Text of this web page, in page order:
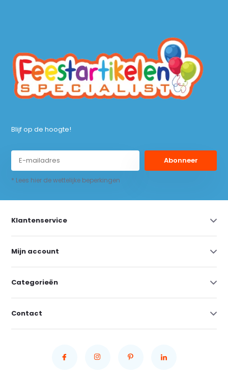
Blijf op de hoogte!
Abonneer
* Lees hier de wettelijke beperkingen
Klantenservice
Mijn account
Categorieën
Contact